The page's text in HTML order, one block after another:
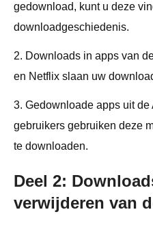
gedownload, kunt u deze
downloadgeschiedenis.
2. Downloads in apps van
en Netflix slaan uw
3. Gedownloade apps uit
gebruikers gebruiken deze
te downloaden.
Deel 2:
verwijderen van